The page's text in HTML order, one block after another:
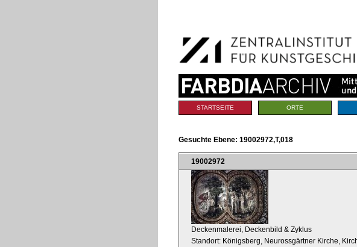
Navigation
Sektionen
STARTSEITE ORTE
Gesuchte Ebene: 19002972,T,018
19002972
Deckenmalerei, Deckenbild & Zyklus
Standort: Königsberg, Neurossgärtner Kirche,